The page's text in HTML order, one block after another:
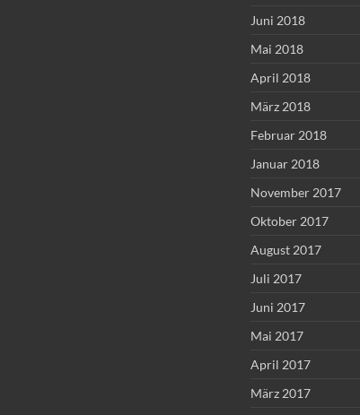
Juni 2018
Mai 2018
April 2018
März 2018
Februar 2018
Januar 2018
November 2017
Oktober 2017
August 2017
Juli 2017
Juni 2017
Mai 2017
April 2017
März 2017